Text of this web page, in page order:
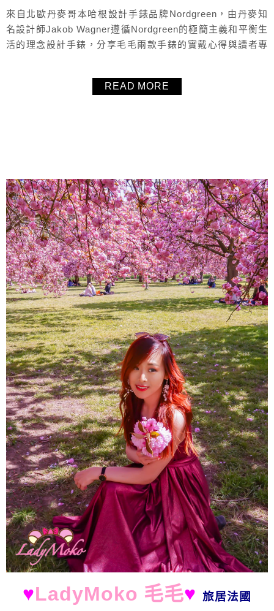
來自北歐丹麥哥本哈根設計手錶品牌Nordgreen，由丹麥知
名設計師Jakob Wagner遵循Nordgreen的極簡主義和平衡生
活的理念設計手錶，分享毛毛兩款手錶的實戴心得與讀者專
約、高雅、高質感的品質與風格兼顧，七夕情人節更推出2支
READ MORE
About
♥LadyMoko 毛毛♥ 旅居法國